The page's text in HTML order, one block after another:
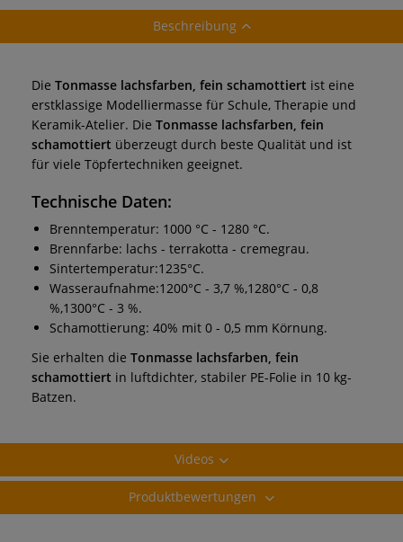
Beschreibung
Die Tonmasse lachsfarben, fein schamottiert ist eine
erstklassige Modelliermasse für Schule, Therapie und
Keramik-Atelier. Die Tonmasse lachsfarben, fein
schamottiert überzeugt durch beste Qualität und ist
für viele Töpfertechniken geeignet.
Technische Daten:
Brenntemperatur: 1000 °C - 1280 °C.
Brennfarbe: lachs - terrakotta - cremegrau.
Sintertemperatur:1235°C.
Wasseraufnahme:1200°C - 3,7 %,1280°C - 0,8
%,1300°C - 3 %.
Schamottierung: 40% mit 0 - 0,5 mm Körnung.
Sie erhalten die Tonmasse lachsfarben, fein
schamottiert in luftdichter, stabiler PE-Folie in 10 kg-
Batzen.
Videos
Produktbewertungen